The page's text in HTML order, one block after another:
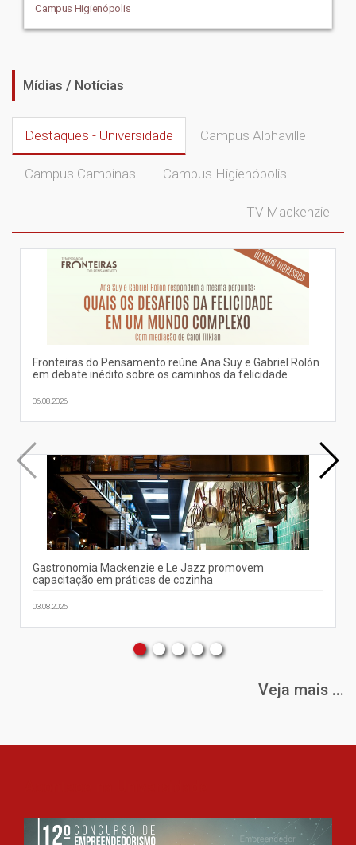
Campus Higienópolis
Mídias / Notícias
Destaques - Universidade Campus Alphaville
Campus Campinas Campus Higienópolis
TV Mackenzie
Fronteiras do Pensamento reúne Ana Suy e Gabriel Rolón
em debate inédito sobre os caminhos da felicidade
06.08.2026
Gastronomia Mackenzie e Le Jazz promovem
capacitação em práticas de cozinha
03.08.2026
Veja mais ...